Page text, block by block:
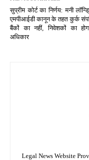
सुप्रीम कोर्ट का निर्णय: मनी
एमपीआईडी कानून के तहत कुर्क
बैंकों का नहीं, निवेशकों का
अधिकार
Legal News Website